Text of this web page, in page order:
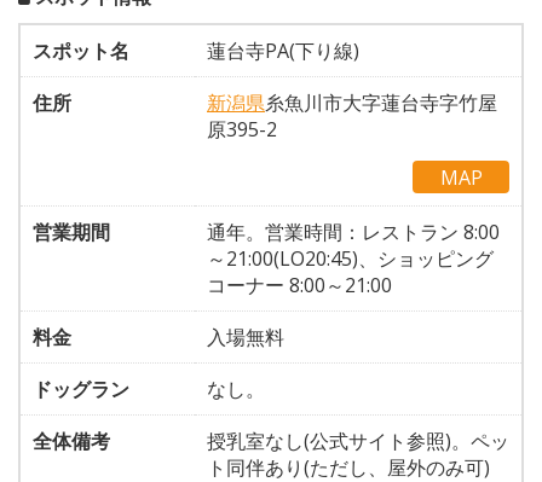
スポット名
蓮台寺PA(下り線)
住所
新潟県糸魚川市大字蓮台寺字竹屋
原395-2
MAP
営業期間
通年。営業時間：レストラン 8:00
～21:00(LO20:45)、ショッピング
コーナー 8:00～21:00
料金
入場無料
ドッグラン
なし。
全体備考
授乳室なし(公式サイト参照)。ペッ
ト同伴あり(ただし、屋外のみ可)